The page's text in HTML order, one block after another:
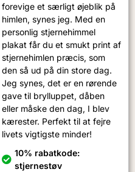
forevige et særligt øjeblik på
himlen, synes jeg. Med en
personlig stjernehimmel
plakat får du et smukt print af
stjernehimlen præcis, som
den så ud på din store dag.
Jeg synes, det er en rørende
gave til brylluppet, dåben
eller måske den dag, I blev
kærester. Perfekt til at fejre
livets vigtigste minder!
10% rabatkode:
stjernestøv